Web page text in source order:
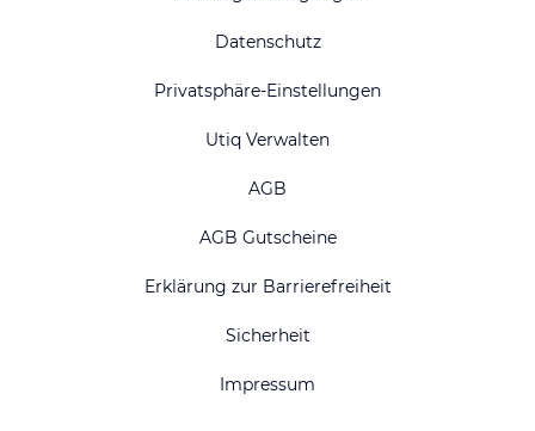
Datenschutz
Privatsphäre-Einstellungen
Utiq Verwalten
AGB
AGB Gutscheine
Erklärung zur Barrierefreiheit
Sicherheit
Impressum